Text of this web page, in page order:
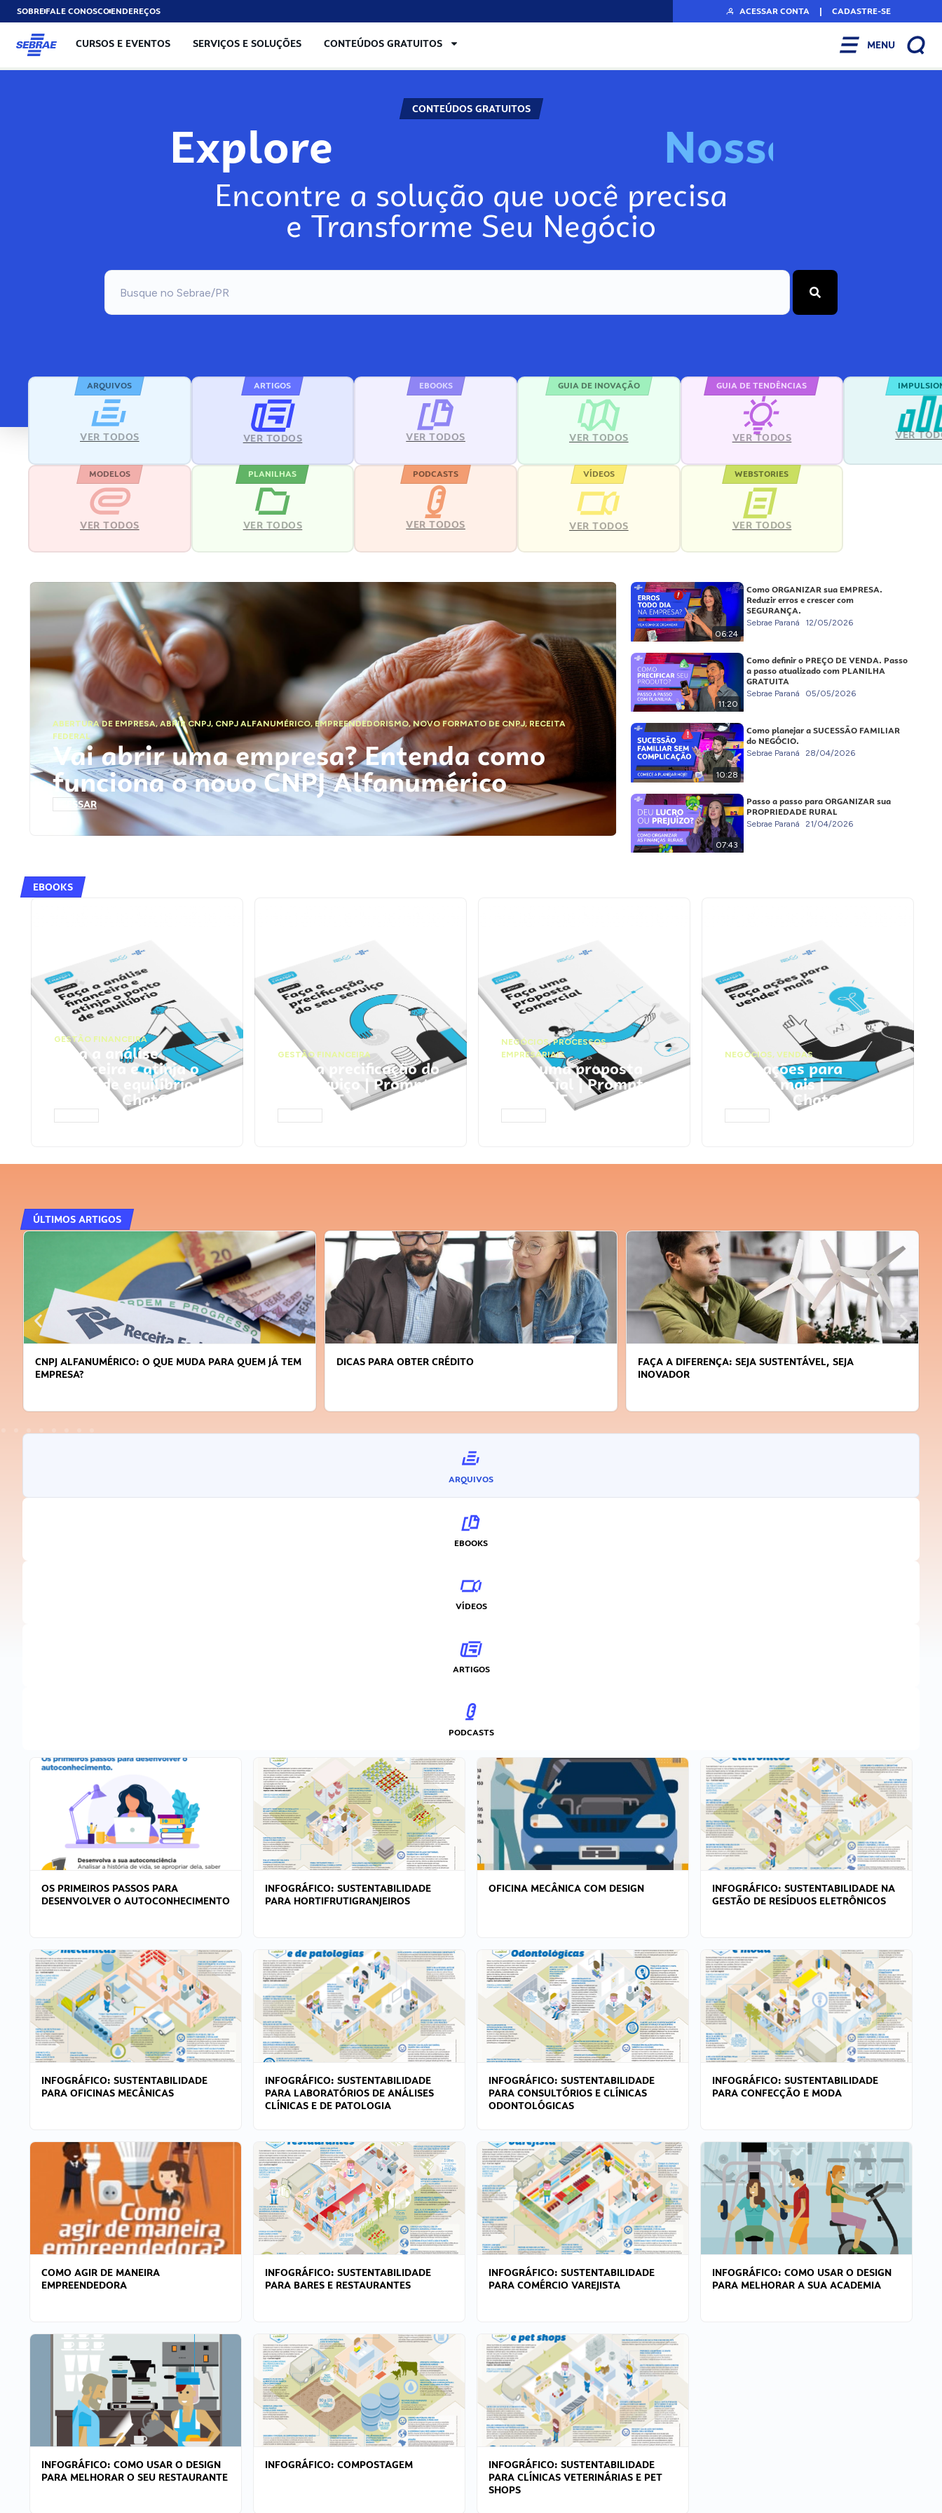
SOBREFALE CONOSCOENDEREÇOS ACESSAR CONTA | CADASTRE-SE
CURSOS E EVENTOS SERVIÇOS E SOLUÇÕES CONTEÚDOS GRATUITOS MENU
CONTEÚDOS GRATUITOS
Explore Noss
Encontre a solução que você precisa
e Transforme Seu Negócio
ARQUIVOS
VER TODOS
ARTIGOS
VER TODOS
EBOOKS
VER TODOS
GUIA DE INOVAÇÃO
VER TODOS
GUIA DE TENDÊNCIAS
VER TODOS VER
MODELOS
VER TODOS
PLANILHAS
VER TODOS
PODCASTS
VER TODOS
VÍDEOS
VER TODOS
WEBSTORIES
VER TODOS
ABERTURA DE EMPRESA,ABRIR CNPJ, CNPJ ALFANUMÉRICO, EMPREENDEDORISMO,NOVO FORMATO DE CNPJ,RECEITA
FEDERAL
Vai abrir uma empresa? Entenda como
funciona o novo CNPJ Alfanumérico
ACESSAR
06:24
Como ORGANIZAR sua EMPRESA.
Reduzir erros e crescer com
SEGURANÇA.
Sebrae Paraná 12/05/2026
11:20
Como definir o PREÇO DE VENDA. Passo
a passo atualizado com PLANILHA
GRATUITA
Sebrae Paraná 05/05/2026
10:28
Como planejar a SUCESSÃO FAMILIAR
do NEGÓCIO.
Sebrae Paraná 28/04/2026
07:43
Passo a passo para ORGANIZAR sua
PROPRIEDADE RURAL
Sebrae Paraná 21/04/2026
EBOOKS
GESTÃO FINANCEIRA
Faça a análise
financeira e atinja o
ponto de equilíbrio |
Prompts ChatGPT
GESTÃO FINANCEIRA
Faça a precificação do
seu serviço | Prompts
ChatGPT
NEGÓCIOS,PROCESSOS
EMPRESARIAIS
Faça uma proposta
comercial | Prompts
ChatGPT
NEGÓCIOS, VENDAS
Faça ações para
vender mais |
Prompts ChatGPT
ÚLTIMOS ARTIGOS
CNPJ ALFANUMÉRICO: O QUE MUDA PARA QUEM JÁ TEM
EMPRESA?
DICAS PARA OBTER CRÉDITO
FAÇA A DIFERENÇA: SEJA SUSTENTÁVEL, SEJA
INOVADOR
ARQUIVOS
EBOOKS
VÍDEOS
ARTIGOS
PODCASTS
OS PRIMEIROS PASSOS PARA
DESENVOLVER O AUTOCONHECIMENTO
INFOGRÁFICO: SUSTENTABILIDADE
PARA HORTIFRUTIGRANJEIROS
OFICINA MECÂNICA COM DESIGN
INFOGRÁFICO: SUSTENTABILIDADE NA
GESTÃO DE RESÍDUOS ELETRÔNICOS
INFOGRÁFICO: SUSTENTABILIDADE
PARA OFICINAS MECÂNICAS
INFOGRÁFICO: SUSTENTABILIDADE
PARA LABORATÓRIOS DE ANÁLISES
CLÍNICAS E DE PATOLOGIA
INFOGRÁFICO: SUSTENTABILIDADE
PARA CONSULTÓRIOS E CLÍNICAS
ODONTOLÓGICAS
INFOGRÁFICO: SUSTENTABILIDADE
PARA CONFECÇÃO E MODA
COMO AGIR DE MANEIRA
EMPREENDEDORA
INFOGRÁFICO: SUSTENTABILIDADE
PARA BARES E RESTAURANTES
INFOGRÁFICO: SUSTENTABILIDADE
PARA COMÉRCIO VAREJISTA
INFOGRÁFICO: COMO USAR O DESIGN
PARA MELHORAR A SUA ACADEMIA
INFOGRÁFICO: COMO USAR O DESIGN
PARA MELHORAR O SEU RESTAURANTE
INFOGRÁFICO: COMPOSTAGEM
INFOGRÁFICO: SUSTENTABILIDADE
PARA CLÍNICAS VETERINÁRIAS E PET
SHOPS